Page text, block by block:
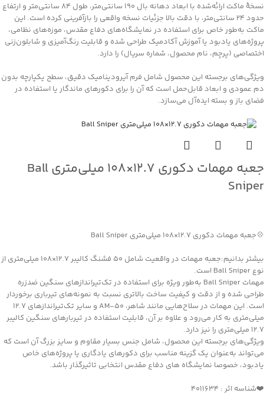
نسخهٔ ماکت ارائه‌شده با ابعاد دهانه بال ۱۹۰ سانتی‌متر، طول ۸۴ سانتی‌متر و ارتفاع
حدود ۲۴ سانتی‌متر، با دقت بالا جزئیات نسخه واقعی را بازآفرینی کرده است. این
ماکت به‌طور خاص برای استفاده در نمایشگاه‌های دفاع مقدس، موزه‌های نظامی،
پروژه‌های یادبود یا آموزش آکادمیک طراحی شده و قابلیت رنگ‌آمیزی و شابلون‌زنی
اختصاصی (پرچم، نام محصول، شماره سریال) را دارد.
ویژگی‌های برجسته این محصول شامل فرم آیرودینامیک دقیق، سطح یکپارچه بدون
دم عمودی و ابعاد قابل‌حمل است که آن را برای دکورهای ماندگار یا استفاده در
فضای باز و بسته ایده‌آل می‌سازد.
جعبه مهمات دکوری ۱۲.۷×۱۰۸ میلی‌متری Ball
Sniper
💠جعبه مهمات دکوری ۱۲.۷×۱۰۸ میلی‌متری Ball Sniper
بیشتر بدانیم:جعبه مهمات در واقعیت شامل ۵۰ فشنگ کالیبر ۱۲.۷×۱۰۸ میلی‌متری از
نوع Ball Sniper است.
مهمات Ball Sniper به‌طور ویژه برای استفاده در تک‌تیراندازهای سنگین ضدزره
طراحی شده و از دقت و کیفیت ساخت بالاتری نسبت به نمونه‌های تیرباری برخوردار
است. این مهمات در سلاح‌هایی مانند شاهر، AM-50 و سایر تک‌تیراندازهای ۱۲.۷
میلی‌متری به کار می‌رود و علاوه بر آن، قابلیت استفاده در تیربارهای سنگین کالیبر
۱۲.۷ میلی‌متری را نیز دارد.
ویژگی‌های برجسته این محصول، شامل جنس بسیار مقاوم و سایز بزرگ آن است که
می‌تواند به‌عنوان یک گزینه مناسب برای دکورهای یادگاری یا پروژه‌های خاص
یادبود، خصوصا نمایشگاه های دفاع مقدس انتخابی تاثیرگذار باشد.
❤️شناسه اثر : 4011634